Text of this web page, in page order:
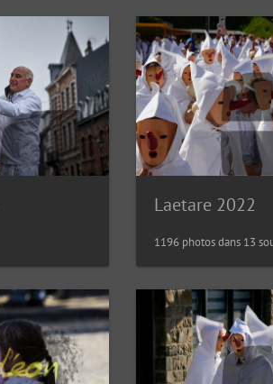
Laetare 2022
1196 photos dans 13